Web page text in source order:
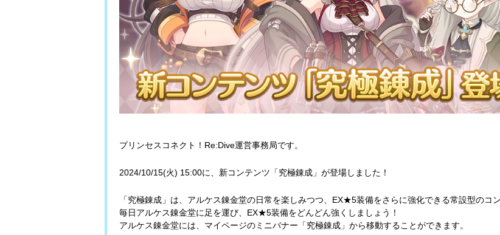
プリンセスコネクト！Re:Dive運営事務局です。
2024/10/15(火) 15:00に、新コンテンツ「究極錬成」が登場しました！
「究極錬成」は、アルケス錬金堂の日常を楽しみつつ、EX★5装備をさらに強化できる常設型のコン
毎日アルケス錬金堂に足を運び、EX★5装備をどんどん強くしましょう！
アルケス錬金堂には、マイページのミニバナー「究極錬成」から移動することができます。